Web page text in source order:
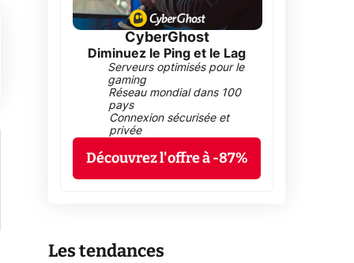
CyberGhost
Diminuez le Ping et le Lag
Serveurs optimisés pour le
gaming
Réseau mondial dans 100
pays
Connexion sécurisée et
privée
Découvrez l'offre à -87%
Les tendances